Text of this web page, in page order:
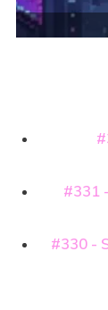
#331
#330 -